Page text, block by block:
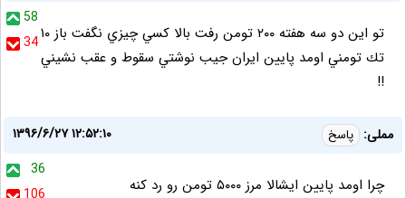
58
34تو اين دو سه هفته ٢٠٠ تومن رفت بالا كسي چيزي نگفت باز ١٠
تك تومني اومد پايين ايران جيب نوشتي سقوط و عقب نشيني
!!
مملی: پاسخ
۱۳۹۶/۶/۲۷ ۱۲:۵۲:۱۰
36
چرا اومد پایین ایشالا مرز ۵۰۰۰ تومن رو رد کنه